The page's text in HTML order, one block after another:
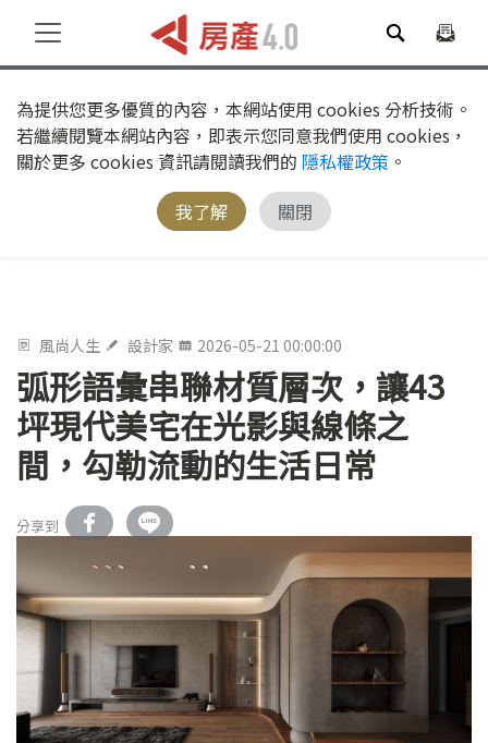
為提供您更多優質的內容，本網站使用 cookies 分析技術。
若繼續閱覽本網站內容，即表示您同意我們使用 cookies，
關於更多 cookies 資訊請閱讀我們的 隱私權政策 。
我了解
關閉
風尚人生 設計家 2026-05-21 00:00:00
弧形語彙串聯材質層次，讓43
坪現代美宅在光影與線條之
間，勾勒流動的生活日常
分享到